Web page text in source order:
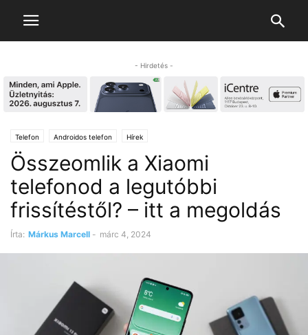
- Hirdetés -
Telefon Androidos telefon Hírek
Összeomlik a Xiaomi
telefonod a legutóbbi
frissítéstől? – itt a megoldás
Írta: Márkus Marcell - márc 4, 2024